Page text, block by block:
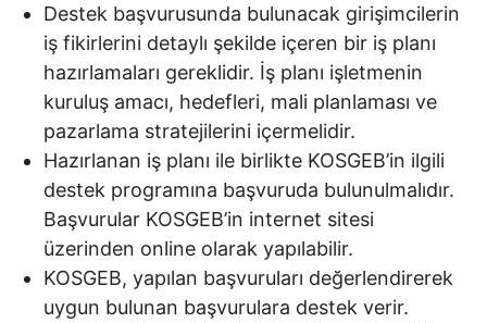
Destek başvurusunda bulunacak girişimcilerin
iş fikirlerini detaylı şekilde içeren bir iş planı
hazırlamaları gereklidir. İş planı işletmenin
kuruluş amacı, hedefleri, mali planlaması ve
pazarlama stratejilerini içermelidir.
Hazırlanan iş planı ile birlikte KOSGEB’in ilgili
destek programına başvuruda bulunulmalıdır.
Başvurular KOSGEB’in internet sitesi
üzerinden online olarak yapılabilir.
KOSGEB, yapılan başvuruları değerlendirerek
uygun bulunan başvurulara destek verir.